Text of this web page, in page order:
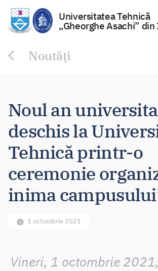
Universitatea Tehnică
„Gheorghe Asachi” din
Noutăți
Noul an
deschis la
Tehnică printr-o
ceremonie
inima
1 octombrie 2021
Vineri, 1 octombrie